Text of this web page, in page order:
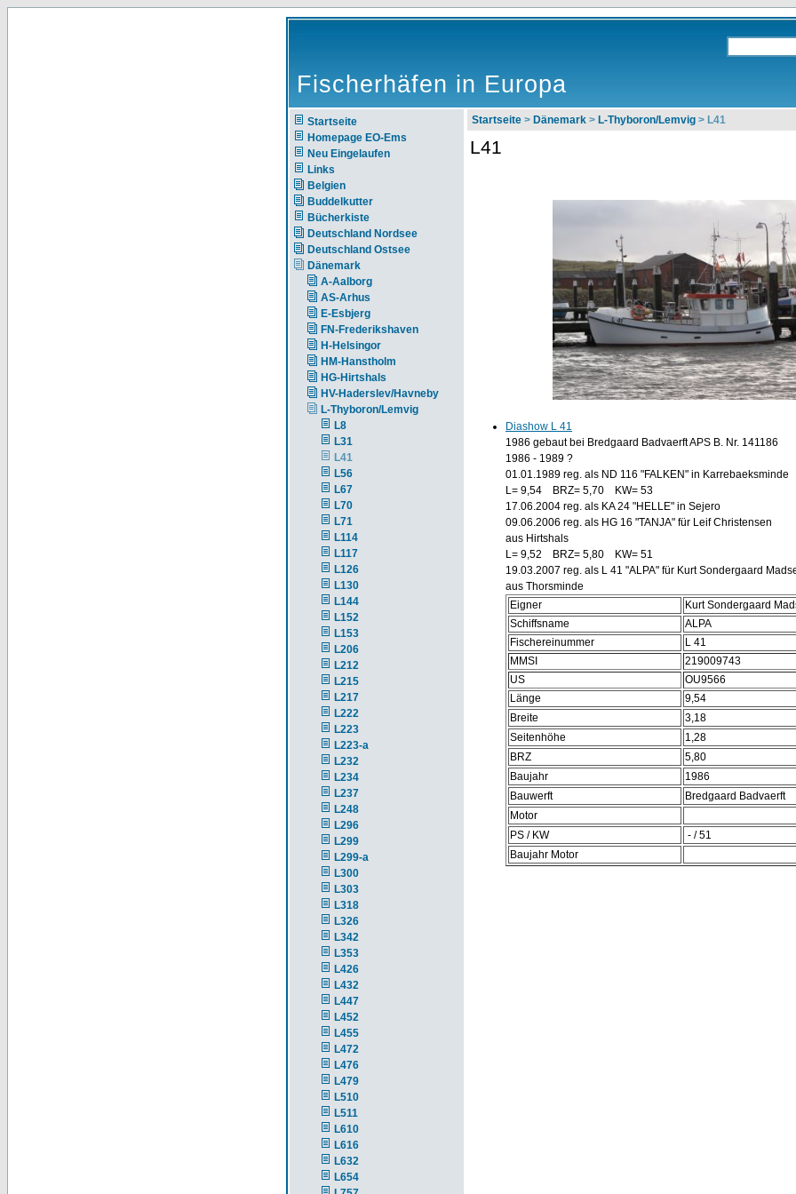
Fischerhäfen in Europa
Startseite
Homepage EO-Ems
Neu Eingelaufen
Links
Belgien
Buddelkutter
Bücherkiste
Deutschland Nordsee
Deutschland Ostsee
Dänemark
A-Aalborg
AS-Arhus
E-Esbjerg
FN-Frederikshaven
H-Helsingor
HM-Hanstholm
HG-Hirtshals
HV-Haderslev/Havneby
L-Thyboron/Lemvig
L8
L31
L41
L56
L67
L70
L71
L114
L117
L126
L130
L144
L152
L153
L206
L212
L215
L217
L222
L223
L223-a
L232
L234
L237
L248
L296
L299
L299-a
L300
L303
L318
L326
L342
L353
L426
L432
L447
L452
L455
L472
L476
L479
L510
L511
L610
L616
L632
L654
Startseite > Dänemark > L-Thyboron/Lemvig > L41
L41
Diashow L 41
1986 gebaut bei Bredgaard Badvaerft APS B. Nr. 141186
1986 - 1989 ?
01.01.1989 reg. als ND 116 "FALKEN" in Karrebaeksminde
L= 9,54 BRZ= 5,70 KW= 53
17.06.2004 reg. als KA 24 "HELLE" in Sejero
09.06.2006 reg. als HG 16 "TANJA" für Leif Christensen
aus Hirtshals
L= 9,52 BRZ= 5,80 KW= 51
19.03.2007 reg. als L 41 "ALPA" für Kurt Sondergaard
aus Thorsminde
Eigner
Kurt Sondergaard
Schiffsname
ALPA
Fischereinummer
L 41
MMSI
219009743
US
OU9566
Länge
9,54
Breite
3,18
Seitenhöhe
1,28
BRZ
5,80
Baujahr
1986
Bauwerft
Bredgaard Badvaerft
Motor
PS / KW
- / 51
Baujahr Motor